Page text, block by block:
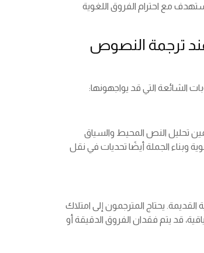
مع احترام الفروق اللغوية
ترجمة النصوص
الشائعة التي قد يواجهونها:
تحليل النص المحيط والسياق
وبناء الجملة أيضًا تحديات في نقل
القديمة. يحتاج المترجمون إلى امتلاك
قد يتم فقدان الفروق الدقيقة أو